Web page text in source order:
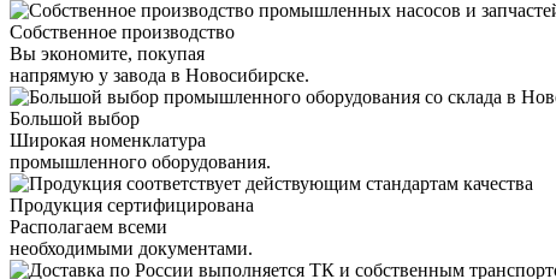
Собственное производство
Вы экономите, покупая
напрямую у завода в Новосибирске.
Большой выбор
Широкая номенклатура
промышленного оборудования.
Продукция сертифицирована
Располагаем всеми
необходимыми документами.